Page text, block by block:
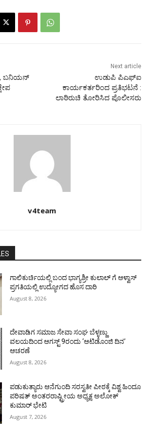
ಬನಿಯನ್
Next article
ಉಡುಪಿ ಪಿಎಫ್‍ಐ
ಕಾರ್ಯಕರ್ತರಿಂದ ಪ್ರತಿಭಟನೆ :
ಲಾಠಿರುಚಿ ತೋರಿಸಿದ ಪೊಲೀಸರು
v4team
ಗಾಲಿಕುರ್ಚಿಯಲ್ಲಿ ಬಂದ ಭಾಗ್ಯಶ್ರೀ ಕುಲಾಲ್ ಗೆ ಆಳ್ವಾಸ್
ಪ್ರಗತಿಯಲ್ಲಿ ಉದ್ಯೋಗದ ಹೊಸ ದಾರಿ
August 8, 2026
ದೇವಾಡಿಗ ಸಮಾಜ ಸೇವಾ ಸಂಘ ಬೆಳ್ಳಣ್ಣು
ವಲಯದಿಂದ ಆಗಸ್ಟ್ 9ರಂದು ‘ಆಟಿಡೊಂಜಿ ದಿನ’
ಆಚರಣೆ
August 8, 2026
ಪಡುಕುತ್ಯಾರು ಆನೆಗುಂದಿ ಸರಸ್ವತೀ ಪೀಠಕ್ಕೆ ವಿಶ್ವ ಹಿಂದೂ
ಪರಿಷತ್ ಅಂತರರಾಷ್ಟ್ರೀಯ ಅಧ್ಯಕ್ಷ ಅಲೋಕ್
ಕುಮಾರ್ ಭೇಟಿ
August 7, 2026